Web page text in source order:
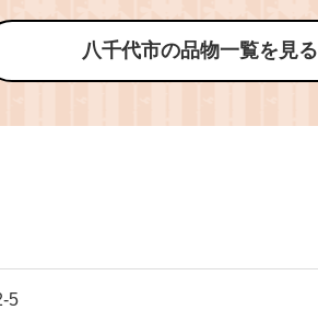
八千代市の品物一覧を見る
5